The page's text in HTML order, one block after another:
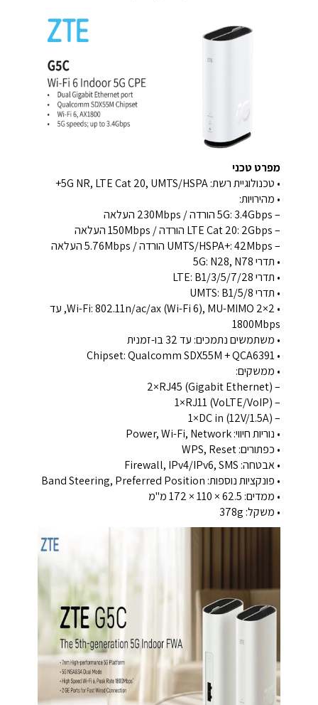
מפרט טכני
• טכנולוגיית רשת: 5G NR, LTE Cat 20, UMTS/HSPA+
• מהירויות:
– 5G: ‎3.4Gbps הורדה / ‎230Mbps העלאה
– LTE Cat 20: ‎2Gbps הורדה / ‎150Mbps העלאה
– UMTS/HSPA+: ‎42Mbps הורדה / ‎5.76Mbps העלאה
• תדרי 5G: N28, N78
• תדרי LTE: B1/3/5/7/28
• תדרי UMTS: B1/5/8
• Wi-Fi: 802.11n/ac/ax (Wi-Fi 6), MU-MIMO 2×2, עד
‎1800Mbps
• משתמשים נתמכים: עד ‎32 בו-זמנית
• Chipset: Qualcomm SDX55M + QCA6391
• ממשקים:
– ‎2×RJ45 (Gigabit Ethernet)
– ‎1×RJ11 (VoLTE/VoIP)
– ‎1×DC in (12V/1.5A)
• נוריות חיווי: Power, Wi-Fi, Network
• כפתורים: WPS, Reset
• אבטחה: Firewall, IPv4/IPv6, SMS
• פונקציות נוספות: Band Steering, Preferred Position
• ממדים: ‎172 × 110 × 62.5 מ"מ
• משקל: ‎378g